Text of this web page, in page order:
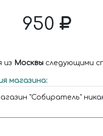
950
из Москвы следующими
магазина:
"Собиратель"